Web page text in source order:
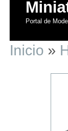
Portal de
Inicio »